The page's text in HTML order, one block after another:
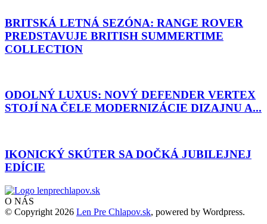
BRITSKÁ LETNÁ SEZÓNA: RANGE ROVER
PREDSTAVUJE BRITISH SUMMERTIME
COLLECTION
ODOLNÝ LUXUS: NOVÝ DEFENDER VERTEX
STOJÍ NA ČELE MODERNIZÁCIE DIZAJNU A...
IKONICKÝ SKÚTER SA DOČKÁ JUBILEJNEJ
EDÍCIE
O NÁS
© Copyright 2026 Len Pre Chlapov.sk, powered by Wordpress.